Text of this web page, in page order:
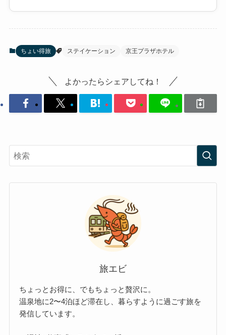
ちょい得旅 ステイケーション 京王プラザホテル
よかったらシェアしてね！
旅エビ
ちょっとお得に、でもちょっと贅沢に。
温泉地に2〜4泊ほど滞在し、暮らすように過ごす旅を
発信しています。